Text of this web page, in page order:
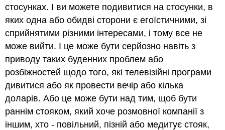
стосунках. І ви можете подивитися на стосунки, в
яких одна або обидві сторони є егоїстичними, зі
сприйнятими різними інтересами, і тому все не
може вийти. І це може бути серйозно навіть з
приводу таких буденних проблем або
розбіжностей щодо того, які телевізійні програми
дивитися або як провести вечір або кілька
доларів. Або це може бути над тим, щоб бути
раннім стояком, який хоче розмовної компанії з
іншим, хто - повільний, пізній або медитує стояк,